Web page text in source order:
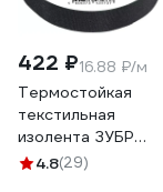
422 ₽16.88 ₽/м
Термостойкая
текстильная
изолента ЗУБР
Авто-Жгут 19 мм х
4.8(29)